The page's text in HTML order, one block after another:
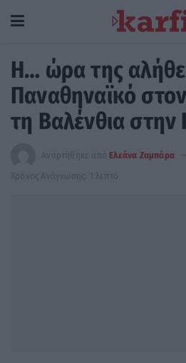
Η… ώρα της
Παναθηναϊκό
τη Βαλένθια στην
Αναρτήθηκε από Ελεάνα Ζαμπάρα
Χρόνος Ανάγνωσης: 1 λεπτό